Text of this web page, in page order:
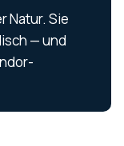
Natur. Sie
— und